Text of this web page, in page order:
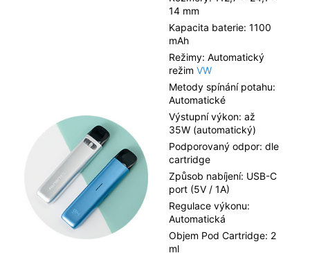
14 mm
Kapacita baterie: 1100
mAh
Režimy: Automatický
režim VW
Metody spínání potahu:
Automatické
Výstupní výkon: až
35W (automatický)
Podporovaný odpor: dle
cartridge
Způsob nabíjení: USB-C
port (5V / 1A)
Regulace výkonu:
Automatická
Objem Pod Cartridge: 2
ml